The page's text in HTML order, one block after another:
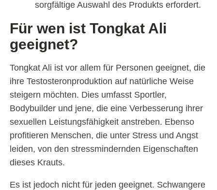
sorgfältige Auswahl des Produkts erfordert.
Für wen ist Tongkat Ali
geeignet?
Tongkat Ali ist vor allem für Personen geeignet, die
ihre Testosteronproduktion auf natürliche Weise
steigern möchten. Dies umfasst Sportler,
Bodybuilder und jene, die eine Verbesserung ihrer
sexuellen Leistungsfähigkeit anstreben. Ebenso
profitieren Menschen, die unter Stress und Angst
leiden, von den stressmindernden Eigenschaften
dieses Krauts.
Es ist jedoch nicht für jeden geeignet. Schwangere